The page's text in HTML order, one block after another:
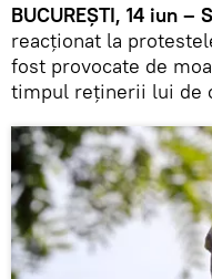
BUCUREȘTI, 14 iun –
reacționat la
fost provocate de
timpul reținerii lui de